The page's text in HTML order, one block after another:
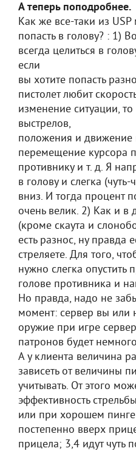
А теперь поподробнее.
Как же все-таки из
попасть в голову? : 1)
всегда целиться в
если
вы хотите попасть
пистолет любит
изменение ситуации,
выстрелов,
положения и движение
перемещение курсора
противнику и т. д. Я
в голову и слегка
вниз. И тогда процент
очень велик. 2) Как и в
(кроме скаута и
есть разнос, ну правда
стреляете. Для того,
нужно слегка
голове противника и
Но правда, надо не
момент: сервер вы или
оружие при игре
патронов будет
А у клиента величина
зависеть от величины
учитывать. От этого
эффективность
или при хорошем
постепенно вверх
прицела; 3,4 идут чуть